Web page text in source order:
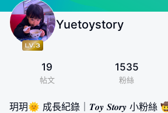
Yuetoystory
19
帖文
1535
粉絲
玥玥🌞 成長紀錄｜𝑻𝒐𝒚 𝑺𝒕𝒐𝒓𝒚 小粉絲